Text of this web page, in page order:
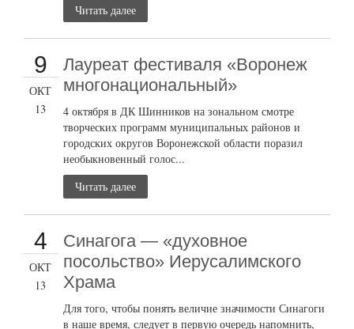
Читать далее
9
ОКТ
13
Лауреат фестиваля «Воронеж
многонациональный»
4 октября в ДК Шинников на зональном смотре
творческих программ муниципальных районов и
городских округов Воронежской области поразил
необыкновенный голос...
Читать далее
4
ОКТ
13
Синагога — «духовное
посольство» Иерусалимского
Храма
Для того, чтобы понять величие значимости Синагоги
в наше время, следует в первую очередь напомнить,